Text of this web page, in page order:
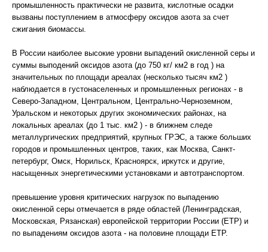
промышленность практически не развита, кислотные осадки
вызваны поступлением в атмосферу оксидов азота за счет
сжигания биомассы.
В России наиболее высокие уровни выпадений окисленной серы и
суммы выподений оксидов азота (до 750 кг/ км2 в год ) на
значительных по площади ареалах (несколько тысяч км2 )
наблюдается в густонаселенных и промышленных регионах - в
Северо-Западном, Центральном, Центрально-Черноземном,
Уральском и некоторых других экономических районах, на
локальных ареалах (до 1 тыс. км2 ) - в ближнем следе
металлургических предприятий, крупных ГРЭС, а также больших
городов и промышленных центров, таких, как Москва, Санкт-
петербург, Омск, Норильск, Красноярск, иркутск и другие,
насыщенных энергетическими установками и автотранспортом.
превышение уровня критических нагрузок по выпадению
окисленной серы отмечается в ряде областей (Ленинградская,
Московская, Рязанская) европейской территории России (ЕТР) и
по выпадениям оксидов азота - на половине площади ЕТР.